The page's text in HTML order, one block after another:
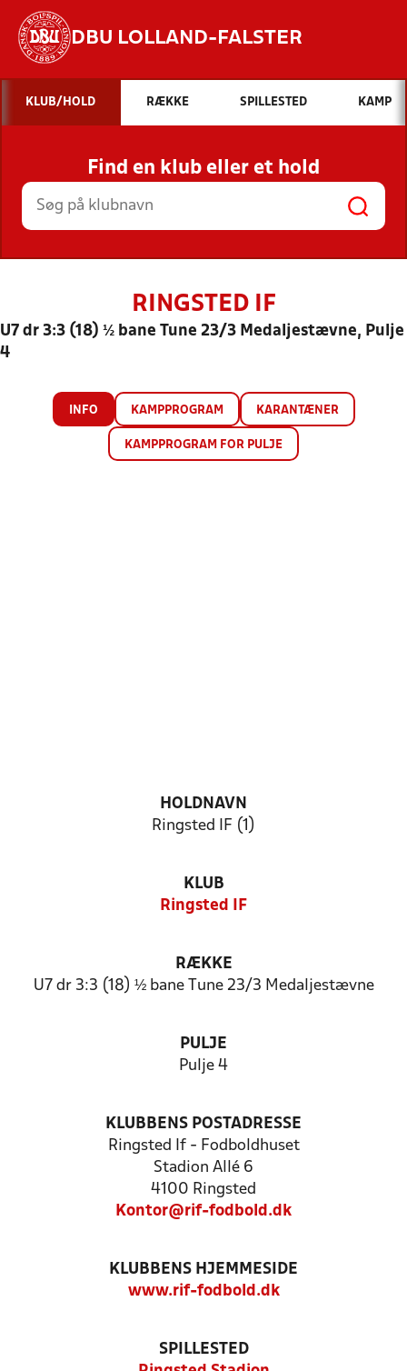
DBU LOLLAND-FALSTER
Hvad vil du søge efter?
INDHOLD OG NYHEDER
STILLINGER, RESULTATER, KLUBBER OG
HOLD
KLUB/HOLD RÆKKE SPILLESTED KAMP
Find en klub eller et hold
RINGSTED IF
U7 dr 3:3 (18) ½ bane Tune 23/3 Medaljestævne, Pulje
4
INFO KAMPPROGRAM KARANTÆNER
KAMPPROGRAM FOR PULJE
HOLDNAVN
Ringsted IF (1)
KLUB
Ringsted IF
RÆKKE
U7 dr 3:3 (18) ½ bane Tune 23/3 Medaljestævne
PULJE
Pulje 4
KLUBBENS POSTADRESSE
Ringsted If - Fodboldhuset
Stadion Allé 6
4100 Ringsted
Kontor@rif-fodbold.dk
KLUBBENS HJEMMESIDE
www.rif-fodbold.dk
SPILLESTED